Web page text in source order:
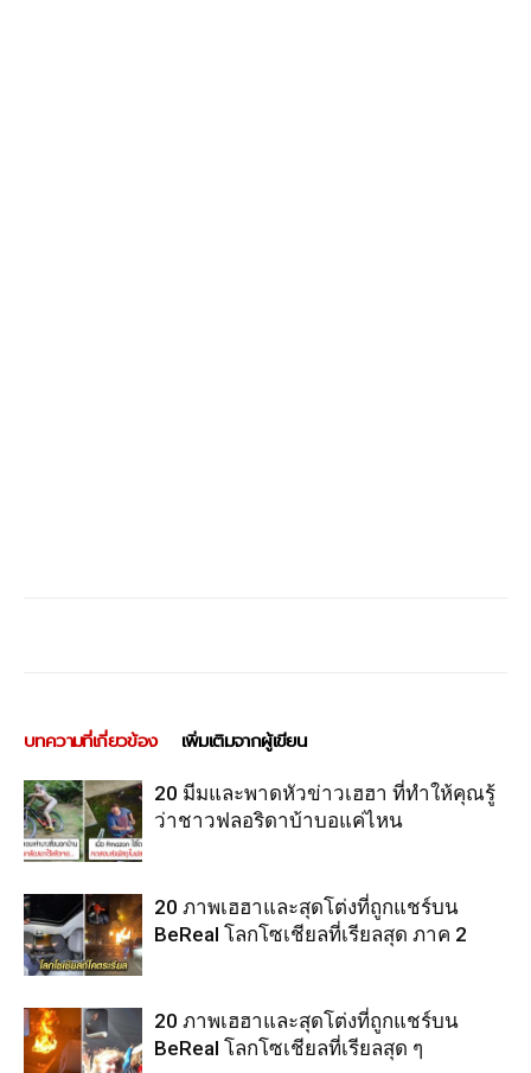
บทความที่เกี่ยวข้อง เพิ่มเติมจากผู้เขียน
20 มีมและพาดหัวข่าวเฮฮา ที่ทำให้คุณรู้
ว่าชาวฟลอริดาบ้าบอแค่ไหน
20 ภาพเฮฮาและสุดโต่งที่ถูกแชร์บน
BeReal โลกโซเชียลที่เรียลสุด ภาค 2
20 ภาพเฮฮาและสุดโต่งที่ถูกแชร์บน
BeReal โลกโซเชียลที่เรียลสุด ๆ